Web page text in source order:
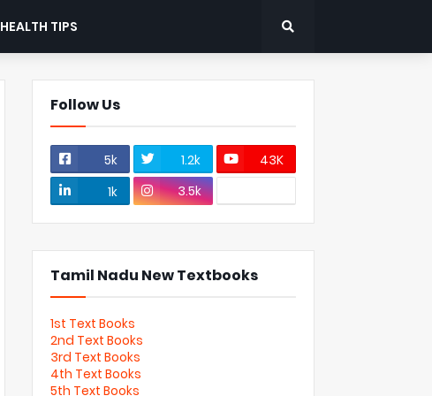
HEALTH TIPS
Follow Us
5k 1.2k
43K
1k
3.5k
Tamil Nadu New Textbooks
1st Text Books
2nd Text Books
3rd Text Books
4th Text Books
5th Text Books